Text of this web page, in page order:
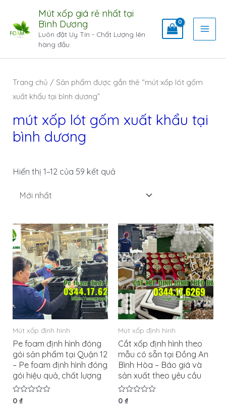
Mút xốp giá rẻ nhất tại
Bình Dương
Luôn đặt Uy Tín - Chất Lượng lên
hàng đầu
Trang chủ / Sản phẩm được gắn thẻ “mút xốp lót gốm
xuất khẩu tại bình dương”
mút xốp lót gốm xuất khẩu tại
bình dương
Hiển thị 1–12 của 59 kết quả
Mút xốp định hình
Pe foam định hình đóng
gói sản phẩm tại Quận 12
– Pe foam định hình đóng
gói hiệu quả, chất lượng
Được
0₫
Mút xốp định hình
Cắt xốp định hình theo
mẫu có sẵn tại Đồng An
Bình Hòa – Báo giá và
sản xuất theo yêu cầu
Được
0 ₫